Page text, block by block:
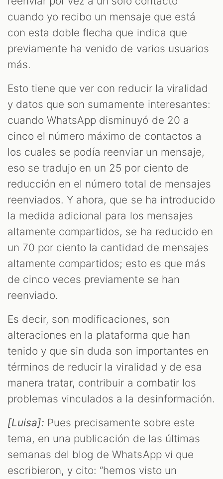
cuando yo recibo un mensaje que está
con esta doble flecha que indica que
previamente ha venido de varios usuarios
más.
Esto tiene que ver con reducir la viralidad
y datos que son sumamente interesantes:
cuando WhatsApp disminuyó de 20 a
cinco el número máximo de contactos a
los cuales se podía reenviar un mensaje,
eso se tradujo en un 25 por ciento de
reducción en el número total de mensajes
reenviados. Y ahora, que se ha introducido
la medida adicional para los mensajes
altamente compartidos, se ha reducido en
un 70 por ciento la cantidad de mensajes
altamente compartidos; esto es que más
de cinco veces previamente se han
reenviado.
Es decir, son modificaciones, son
alteraciones en la plataforma que han
tenido y que sin duda son importantes en
términos de reducir la viralidad y de esa
manera tratar, contribuir a combatir los
problemas vinculados a la desinformación.
[Luisa]: Pues precisamente sobre este
tema, en una publicación de las últimas
semanas del blog de WhatsApp vi que
escribieron, y cito: “hemos visto un